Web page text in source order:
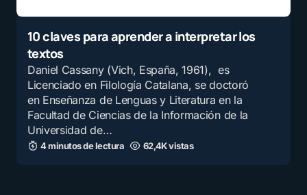
10 claves para aprender a interpretar los
textos
Daniel Cassany (Vich, España, 1961), es
Licenciado en Filología Catalana, se doctoró
en Enseñanza de Lenguas y Literatura en la
Facultad de Ciencias de la Información de la
Universidad de…
4 minutos de lectura 62,4K vistas